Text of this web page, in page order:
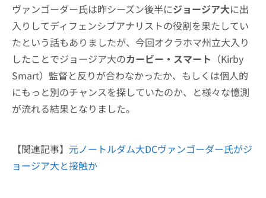
ヴァンゴーダー氏は昨シーズン後半にジョージア大に出
入りしてディフェンシブアナリストの役割を果たしてい
たという話もありましたが、今回オクラホマ州立大入り
したことでジョージア大のカービー・スマート （Kirby
Smart）監督と反りが合わなかったか、もしくは個人的
にもっと別のチャンスを探していたのか、と様々な憶測
が流れる結果となりました。
【関連記事】 元ノートルダム大DCヴァンゴーダー氏がジ
ョージア大と接触か